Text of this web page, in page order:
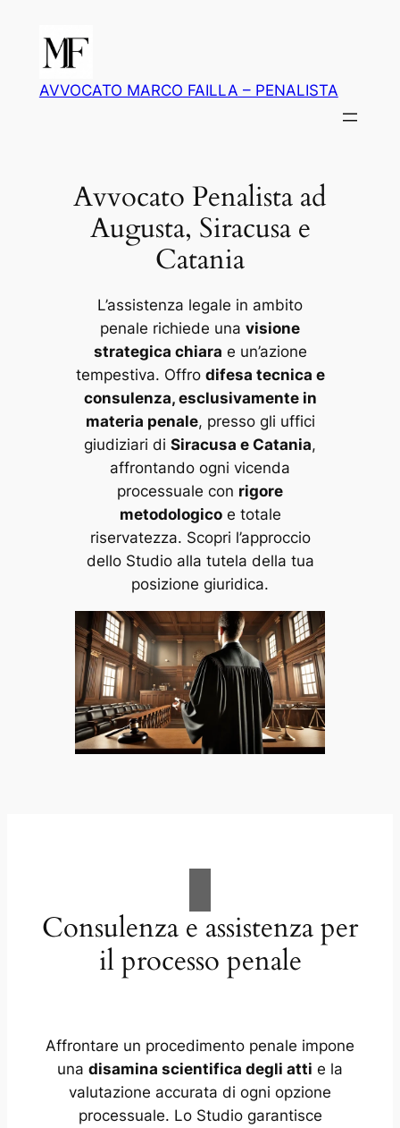
contenuto
AVVOCATO MARCO FAILLA – PENALISTA
Avvocato Penalista ad
Augusta, Siracusa e
Catania
L’assistenza legale in ambito
penale richiede una visione
strategica chiara e un’azione
tempestiva. Offro difesa tecnica e
consulenza, esclusivamente in
materia penale, presso gli uffici
giudiziari di Siracusa e Catania,
affrontando ogni vicenda
processuale con rigore
metodologicoe totale
riservatezza. Scopri l’approccio
dello Studio alla tutela della tua
posizione giuridica.
Consulenza e assistenza per
il processo penale
Affrontare un procedimento penale impone
una disamina scientifica degli atti e la
valutazione accurata di ogni opzione
processuale. Lo Studio garantisce